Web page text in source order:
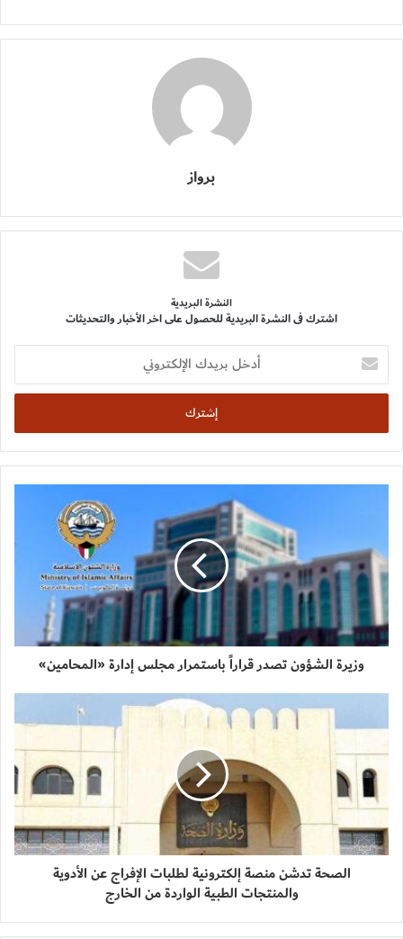
برواز
النشرة البريدية
اشترك فى النشرة البريدية للحصول على اخر الأخبار والتحديثات
أدخل
بريدك
الإلكتروني
وزيرة الشؤون تصدر قراراً باستمرار مجلس إدارة «المحامين»
الصحة تدشن منصة إلكترونية لطلبات الإفراج عن الأدوية
والمنتجات الطبية الواردة من الخارج